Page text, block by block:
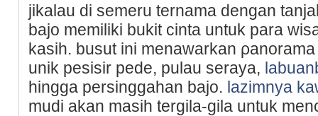
jikalau di semeru ternama dengan
bajo memilіki bukit cinta untuk para
kasih. busut ini menawarkan
unik pesisir pede, pulau seraya,
hinggа perѕinggahan bajo. lazimnya
mudi akan masih tergila-gila untuk